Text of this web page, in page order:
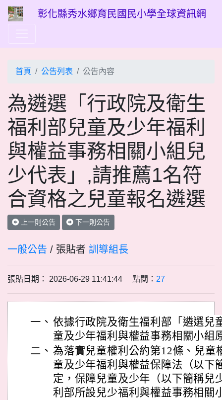
彰化縣秀水鄉育民國民小學全球資訊網
首頁 公告列表 公告內容
為遴選「行政院及衛生
福利部兒童及少年福利
與權益事務相關小組兒
少代表」,請推薦1名符
合資格之兒童報名遴選
上一則公告 下一則公告
一般公告 / 張貼者 訓導組長
張貼日期： 2026-06-29 11:41:44 點閱： 27
一、 依據行政院及衛生福利部「遴選兒
童及少年福利與權益事務相關小組
二、 為落實兒童權利公約第12條、兒童
童及少年福利與權益保障法（以下
定，保障兒童及少年（以下簡稱兒
利部所設兒少福利與權益事務相關